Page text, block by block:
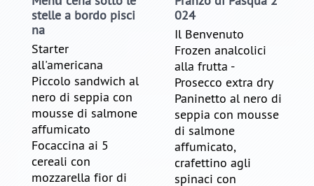
stelle a bordo pisci
na
Starter
all'americana
Piccolo sandwich al
nero di seppia con
mousse di salmone
affumicato
Focaccina ai 5
cereali con
mozzarella fior di
024
Il Benvenuto
Frozen analcolici
alla frutta -
Prosecco extra dry
Paninetto al nero di
seppia con mousse
di salmone
affumicato,
crafettino agli
spinaci con